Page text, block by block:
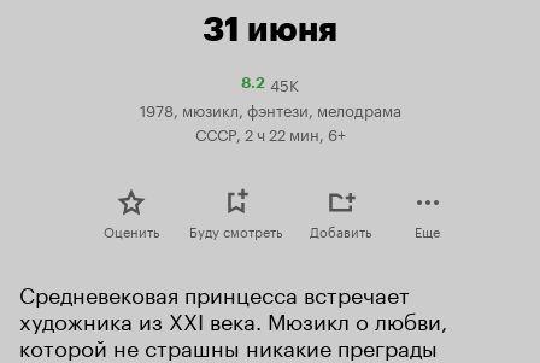
31 июня
8.2Рейтинг
Кинопоиска
8.2
45K
1978, мюзикл, фэнтези, мелодрама
СССР, 2 ч 22 мин, 6+
Оценить Буду смотреть Добавить Еще
Средневековая принцесса встречает
художника из XXI века. Мюзикл о любви,
которой не страшны никакие преграды